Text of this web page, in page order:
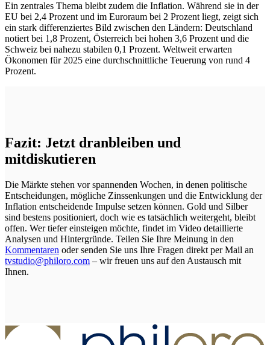
Ein zentrales Thema bleibt zudem die Inflation. Während sie in der
EU bei 2,4 Prozent und im Euroraum bei 2 Prozent liegt, zeigt sich
ein stark differenziertes Bild zwischen den Ländern: Deutschland
notiert bei 1,8 Prozent, Österreich bei hohen 3,6 Prozent und die
Schweiz bei nahezu stabilen 0,1 Prozent. Weltweit erwarten
Ökonomen für 2025 eine durchschnittliche Teuerung von rund 4
Prozent.
Fazit: Jetzt dranbleiben und
mitdiskutieren
Die Märkte stehen vor spannenden Wochen, in denen politische
Entscheidungen, mögliche Zinssenkungen und die Entwicklung der
Inflation entscheidende Impulse setzen können. Gold und Silber
sind bestens positioniert, doch wie es tatsächlich weitergeht, bleibt
offen. Wer tiefer einsteigen möchte, findet im Video detaillierte
Analysen und Hintergründe. Teilen Sie Ihre Meinung in den
Kommentaren oder senden Sie uns Ihre Fragen direkt per Mail an
tvstudio@philoro.com – wir freuen uns auf den Austausch mit
Ihnen.